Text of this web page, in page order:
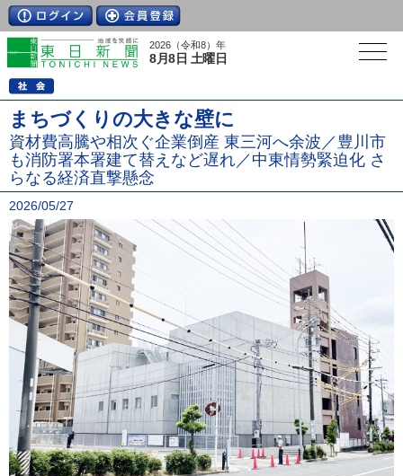
2026（令和8）年
8月8日 土曜日
まちづくりの大きな壁に
資材費高騰や相次ぐ企業倒産 東三河へ余波／豊川市
も消防署本署建て替えなど遅れ／中東情勢緊迫化 さ
らなる経済直撃懸念
2026/05/27